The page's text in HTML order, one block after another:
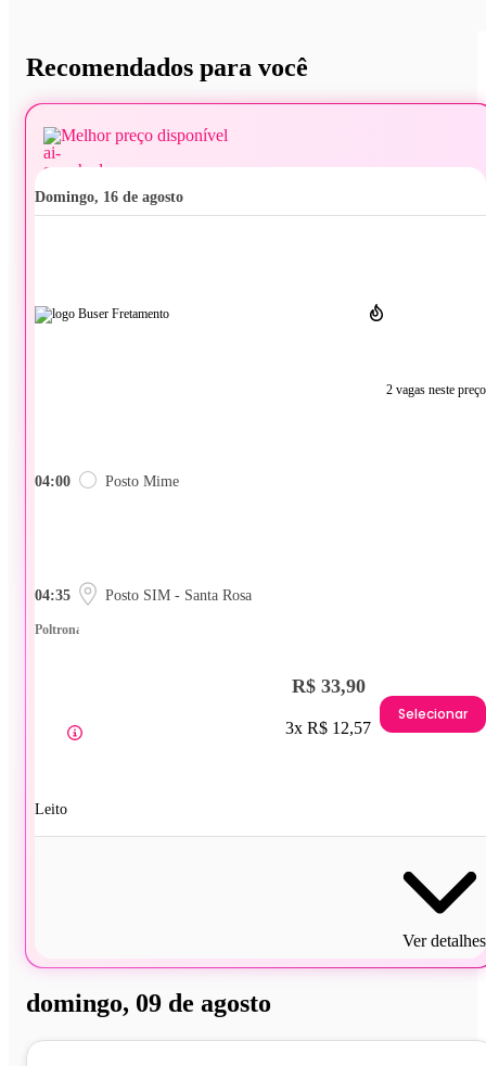
Recomendados para você
Melhor preço disponível
domingo, 16 de agosto
2 vagas neste preço
04:00 Posto Mime
04:35 Posto SIM - Santa Rosa
Poltrona
Leito
R$ 33,90
3x R$ 12,57
Selecionar
Ver detalhes
domingo, 09 de agosto